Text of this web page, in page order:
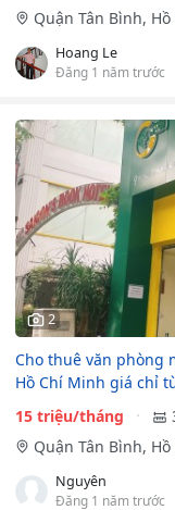
Quận Tân Bình,
Hoang Le
Đăng 1 năm trước
2
Cho thuê văn phòng
Hồ Chí Minh giá chỉ
15 triệu/tháng
Quận Tân Bình,
Nguyên
Đăng 1 năm trước